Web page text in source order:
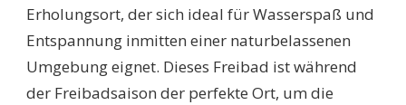
Erholungsort, der sich ideal für Wasserspaß und
Entspannung inmitten einer naturbelassenen
Umgebung eignet. Dieses Freibad ist während
der Freibadsaison der perfekte Ort, um die